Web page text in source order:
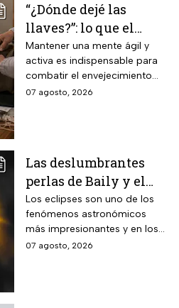
“¿Dónde dejé las
llaves?”: lo que el
INAPAM advierte
sobre los 3 olvidos
comunes que no
debes ignorar en la
Mantener una mente ágil y
activa es indispensable para
combatir el envejecimiento
natural del cerebro.
07 agosto, 2026
Las deslumbrantes
perlas de Baily y el
anillo de diamantes
que se verán en el
eclipse solar total
Los eclipses son uno de los
fenómenos astronómicos
más impresionantes y en los
próximos días habrá un
07 agosto, 2026